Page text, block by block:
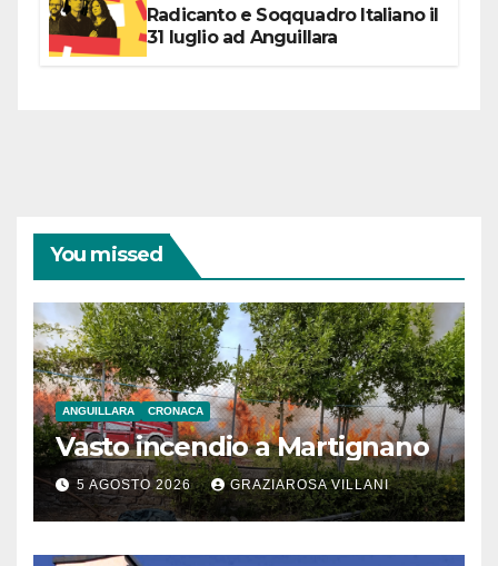
Radicanto e Soqquadro Italiano il
31 luglio ad Anguillara
You missed
ANGUILLARA CRONACA
Vasto incendio a Martignano
5 AGOSTO 2026 GRAZIAROSA VILLANI